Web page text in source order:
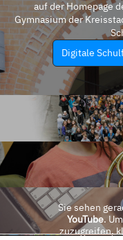
auf der Homepage
Gymnasium der
Digitale
Sie sehen
YouTube.
zuzugreifen,